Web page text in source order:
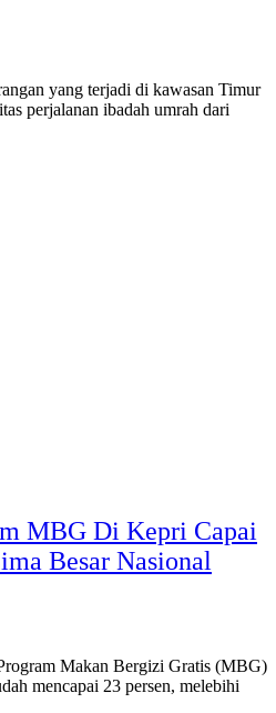
yang terjadi di kawasan Timur
perjalanan ibadah umrah dari
MBG Di Kepri Capai
Besar Nasional
Makan Bergizi Gratis (MBG)
mencapai 23 persen, melebihi